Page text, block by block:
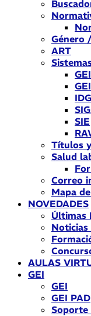
Género
ART
GEI
SIE
Títulos
Salud
Correo
Mapa
NOVEDADES
Últimas
Noticias
AULAS
GEI
GEI
GEI PAD
Soporte